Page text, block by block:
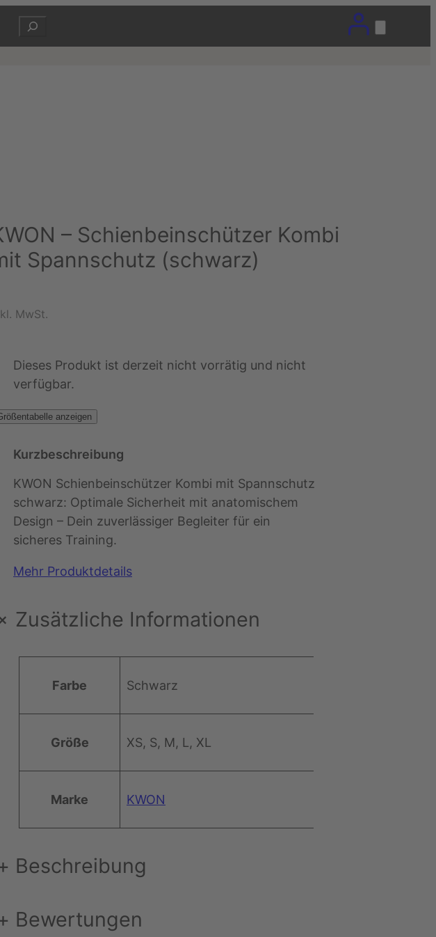
Suchen
– Schienbeinschützer Kombi
Spannschutz (schwarz)
MwSt.
Dieses Produkt ist derzeit nicht vorrätig und nicht
verfügbar.
anzeigen
Kurzbeschreibung
KWON Schienbeinschützer Kombi mit Spannschutz
schwarz: Optimale Sicherheit mit anatomischem
Design – Dein zuverlässiger Begleiter für ein
sicheres Training.
Mehr Produktdetails
Zusätzliche Informationen
t
W
er
Farbe Schwarz
Größe XS, S, M, L, XL
Marke KWON
Beschreibung
Bewertungen